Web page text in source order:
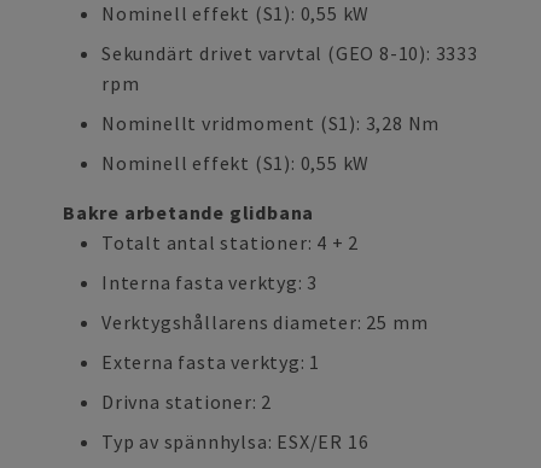
Nominell effekt (S1): 0,55 kW
Sekundärt drivet varvtal (GEO 8-10): 3333
rpm
Nominellt vridmoment (S1): 3,28 Nm
Nominell effekt (S1): 0,55 kW
Bakre arbetande glidbana
Totalt antal stationer: 4 + 2
Interna fasta verktyg: 3
Verktygshållarens diameter: 25 mm
Externa fasta verktyg: 1
Drivna stationer: 2
Typ av spännhylsa: ESX/ER 16